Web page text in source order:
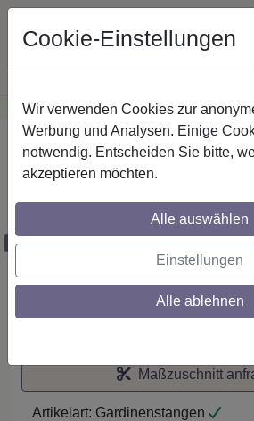
Günstige Versandkosteninnerhalb
Startseite
Stilg. 20 mm 2-lfg. Platon
Weiß/Edelst.-O.
Maßzuschnitt möglich
Maßzuschnitt
Artikelart: Gardinenstangen
Cookie-Einstellungen
Wir verwenden Cookies zur
Werbung und Analysen. Einige
notwendig. Entscheiden Sie bitte,
akzeptieren möchten.
Alle auswählen
Einstellungen
Alle ablehnen